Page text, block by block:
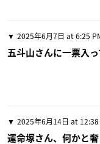
2025年6月7日 at 6:25
五斗山さんに一票入
2025年6月14日 at 12:38
運命塚さん、何かと